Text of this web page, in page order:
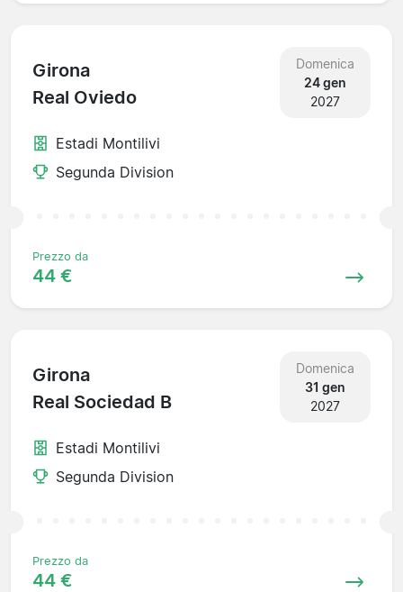
Girona
Real Oviedo
Domenica
24 gen
2027
Estadi Montilivi
Segunda Division
Prezzo da
44 €
Girona
Real Sociedad B
Domenica
31 gen
2027
Estadi Montilivi
Segunda Division
Prezzo da
44 €